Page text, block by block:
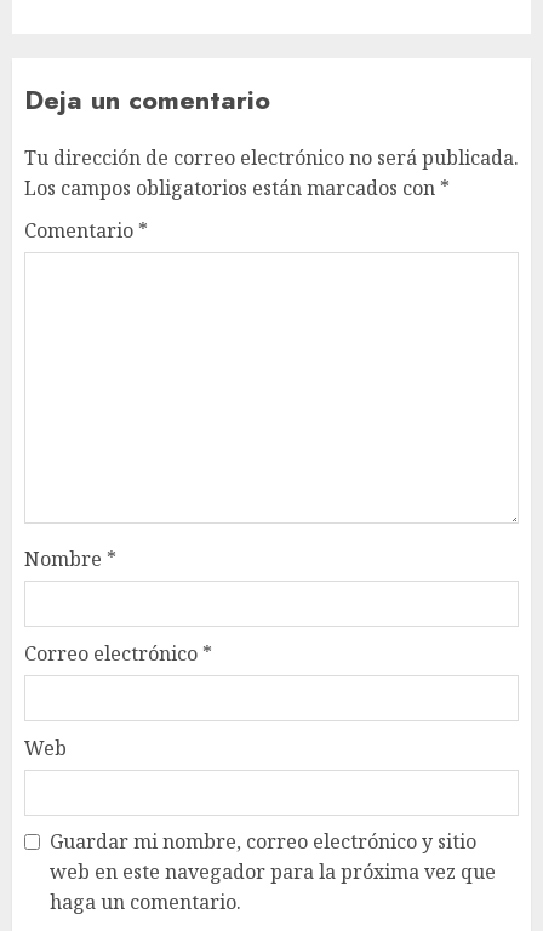
Deja un comentario
Tu dirección de correo electrónico no será publicada.
Los campos obligatorios están marcados con *
Comentario *
Nombre *
Correo electrónico *
Web
Guardar mi nombre, correo electrónico y sitio
web en este navegador para la próxima vez que
haga un comentario.